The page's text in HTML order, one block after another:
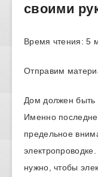
своими
Время чтения: 5
Отправим
Дом должен быть
Именно
предельное
нужно, чтобы